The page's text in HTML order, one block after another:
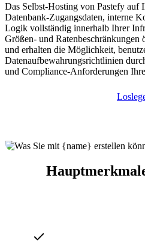
Das Selbst-Hosting von Pastefy auf
Datenbank-Zugangsdaten, interne
Logik vollständig innerhalb Ihrer
Größen- und Ratenbeschränkungen
und erhalten die Möglichkeit,
Datenaufbewahrungsrichtlinien
und Compliance-Anforderungen